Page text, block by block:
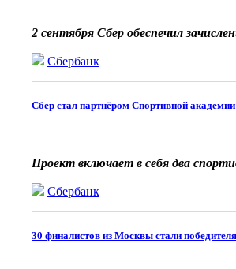
2 сентября Сбер обеспечил
Сбербанк
Сбер стал партнёром Спортивной
Проект включает в себя два
Сбербанк
30 финалистов из Москвы стали